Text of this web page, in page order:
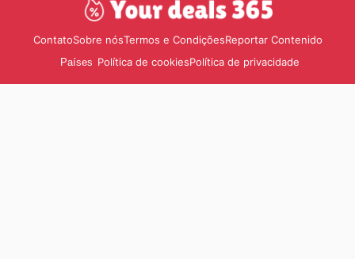
ContatoSobre nósTermos e CondiçõesReportar Contenido
Países Política de cookiesPolítica de privacidade